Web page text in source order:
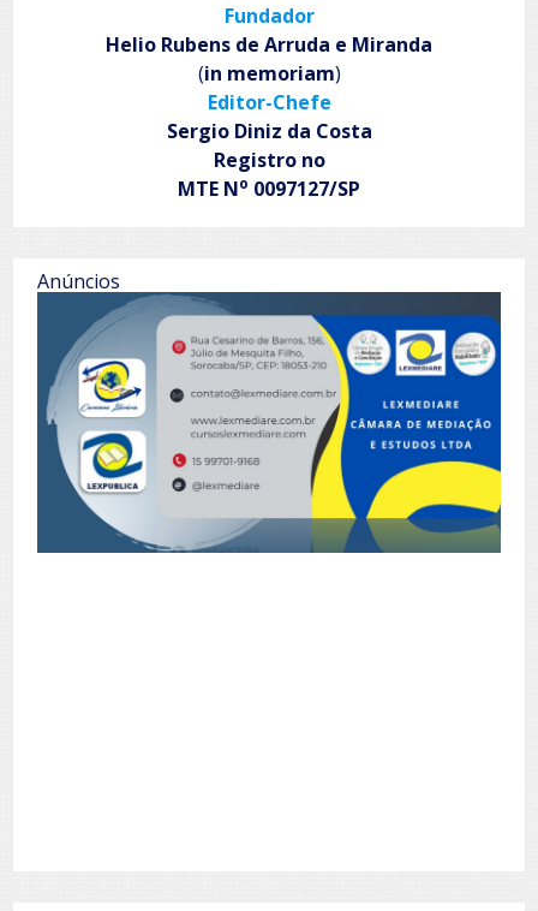
NanneFundador
Helio Rubens de Arruda e Miranda
(in memoriam)
Editor-Chefe
Sergio Diniz da Costa
Registro no
MTE No 0097127/SP
Anúncios